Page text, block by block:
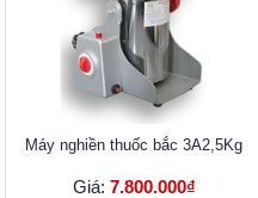
Máy nghiền thuốc bắc 3A2,5Kg
Giá: 7.800.000₫